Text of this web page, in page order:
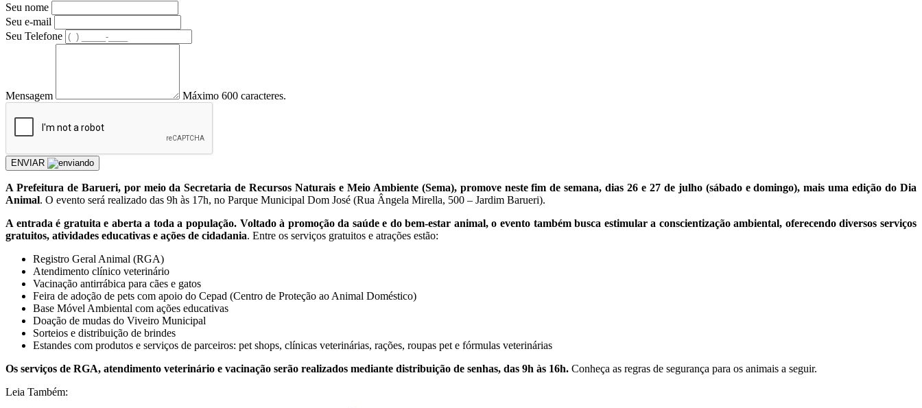
Seu nome
Seu e-mail
Seu Telefone
Mensagem Máximo 600 caracteres.
ENVIAR
A Prefeitura de Barueri, por meio da Secretaria de Recursos Naturais e Meio Ambiente (Sema), promove neste fim de semana, dias 26 e 27 de julho (sábado e domingo), mais uma edição do Dia
Animal. O evento será realizado das 9h às 17h, no Parque Municipal Dom José (Rua Ângela Mirella, 500 – Jardim Barueri).
A entrada é gratuita e aberta a toda a população. Voltado à promoção da saúde e do bem-estar animal, o evento também busca estimular a conscientização ambiental, oferecendo diversos serviços
gratuitos, atividades educativas e ações de cidadania. Entre os serviços gratuitos e atrações estão:
Registro Geral Animal (RGA)
Atendimento clínico veterinário
Vacinação antirrábica para cães e gatos
Feira de adoção de pets com apoio do Cepad (Centro de Proteção ao Animal Doméstico)
Base Móvel Ambiental com ações educativas
Doação de mudas do Viveiro Municipal
Sorteios e distribuição de brindes
Estandes com produtos e serviços de parceiros: pet shops, clínicas veterinárias, rações, roupas pet e fórmulas veterinárias
Os serviços de RGA, atendimento veterinário e vacinação serão realizados mediante distribuição de senhas, das 9h às 16h. Conheça as regras de segurança para os animais a seguir.
Leia Também: